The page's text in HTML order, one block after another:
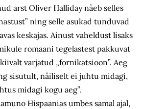
arst Oliver Halliday näeb selles
ning selle asukad tunduvad
keskajas. Ainust vaheldust lisaks
romaani tegelastest pakkuvat
varjatud „fornikatsioon”. Aeg
sisutult, näiliselt ei juhtu midagi,
midagi kogu aeg”.
Hispaanias umbes samal ajal,